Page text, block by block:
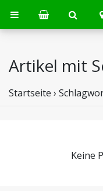
Artikel mit
Startseite ›
Keine